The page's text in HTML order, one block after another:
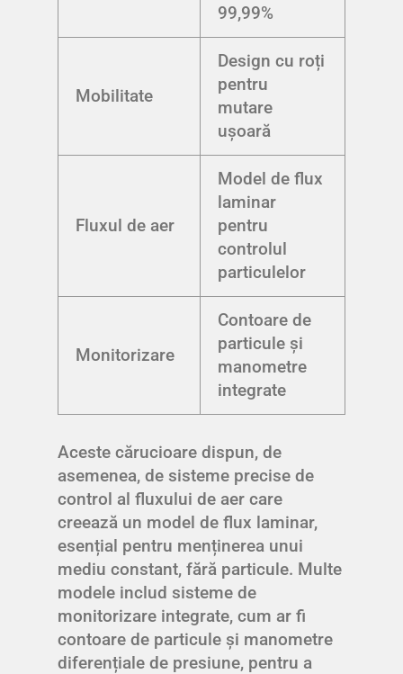
99,99%
Mobilitate
Design cu roți
pentru
mutare
ușoară
Fluxul de aer
Model de flux
laminar
pentru
controlul
particulelor
Monitorizare
Contoare de
particule și
manometre
integrate
Aceste cărucioare dispun, de
asemenea, de sisteme precise de
control al fluxului de aer care
creează un model de flux laminar,
esențial pentru menținerea unui
mediu constant, fără particule. Multe
modele includ sisteme de
monitorizare integrate, cum ar fi
contoare de particule și manometre
diferențiale de presiune, pentru a